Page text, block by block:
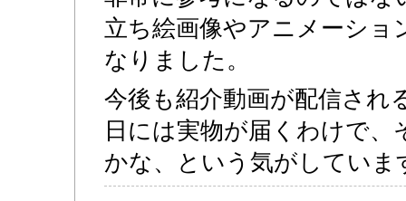
立ち絵画像やアニメーショ
なりました。
今後も紹介動画が配信され
日には実物が届くわけで
かな、という気がしていま